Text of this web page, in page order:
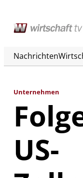
Nachrichten
Unternehmen
US-